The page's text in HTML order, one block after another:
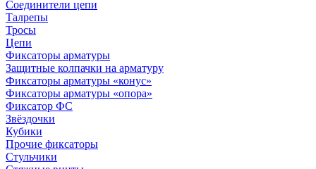
Соединители цепи
Талрепы
Тросы
Цепи
Фиксаторы арматуры
Защитные колпачки на арматуру
Фиксаторы арматуры «конус»
Фиксаторы арматуры «опора»
Фиксатор ФС
Звёздочки
Кубики
Прочие фиксаторы
Стульчики